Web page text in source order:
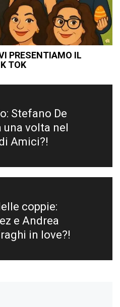
PRESENTIAMO IL
TOK
Stefano De
volta nel
Amici?!
coppie:
e Andrea
in love?!